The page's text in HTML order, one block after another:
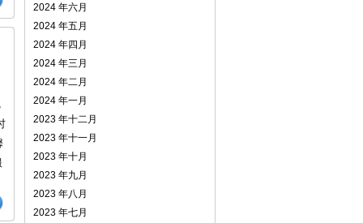
2024 年六月
2024 年五月
2024 年四月
2024 年三月
2024 年二月
2024 年一月
2023 年十二月
2023 年十一月
2023 年十月
2023 年九月
2023 年八月
2023 年七月